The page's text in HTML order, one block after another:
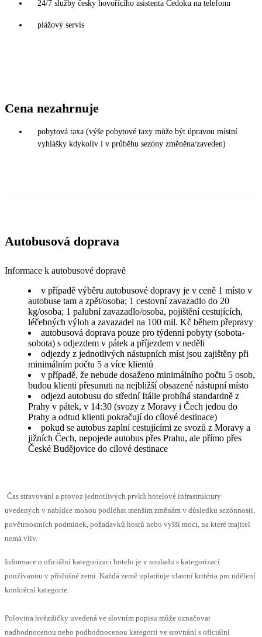
24/7 služby česky hovořícího asistenta Čedoku na telefonu
plážový servis
Cena nezahrnuje
pobytová taxa (výše pobytové taxy může být úpravou místní
vyhlášky kdykoliv i v průběhu sezóny změněna/zaveden)
Autobusová doprava
Informace k autobusové dopravě
v případě výběru autobusové dopravy je v ceně 1 místo v
autobuse tam a zpět/osoba; 1 cestovní zavazadlo do 20
kg/osoba; 1 palubní zavazadlo/osoba, pojištění cestujících,
léčebných výloh a zavazadel na 100 mil. Kč během přepravy
autobusová doprava pouze pro týdenní pobyty (sobota-
sobota) s odjezdem v pátek a příjezdem v neděli
odjezdy z jednotlivých nástupních míst jsou zajištěny při
minimálním počtu 5 a více klientů
v případě, že nebude dosaženo minimálního počtu 5 osob,
budou klienti přesunuti na nejbližší obsazené nástupní místo
odjezd autobusu do střední Itálie probíhá standardně z
Prahy v pátek, v 14:30 (svozy z Moravy i Čech jedou do
Prahy a odtud klienti pokračují do cílové destinace)
pokud se autobus zaplní cestujícími ze svozů z Moravy a
jižních Čech, nepojede autobus přes Prahu, ale přímo přes
České Budějovice do cílové destinace
Čas stravování a provoz jednotlivých prvků hotelové infrastruktury
uvedených v nabídce mohou podléhat menším změnám v důsledku sezónnosti,
povětrnostních podmínek, požadavků hostů nebo vyšší moci, na které majitel
nemá vliv.
Informace o oficiální kategorizaci hotelu je v souladu s kategorizací
používanou v příslušné zemi. Každá země uplatňuje vlastní kritéria pro udělení
konkrétní kategorie.
Polovina hvězdičky uvedená ve slovním popisu může označovat
nadhodnocenou nebo podhodnocenou kategorii ve srovnání s oficiální